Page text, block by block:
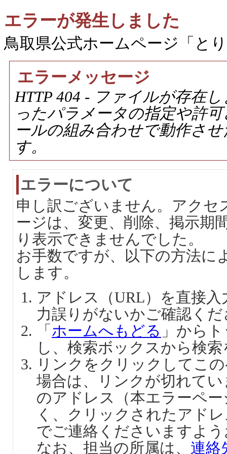
エラーが発生しました
鳥取県公式ホームページ「と
エラーメッセージ
HTTP 404 - ファイルが存在
ったパラメータの指定や許
ールの組み合わせで動作さ
す。
エラーについて
申し訳ございません。アクセ
ージは、変更、削除、掲示期
り表示できませんでした。
お手数ですが、以下の方法に
します。
アドレス（URL）を直接
力誤りがないかご確認く
「 ホームへもどる 」から
し、検索ボックスから検
リンクをクリックしてこ
場合は、リンクが切れて
のアドレス（本エラーペ
く、クリックされたアド
でご連絡くださいますよ
なお、担当の所属は、 連絡